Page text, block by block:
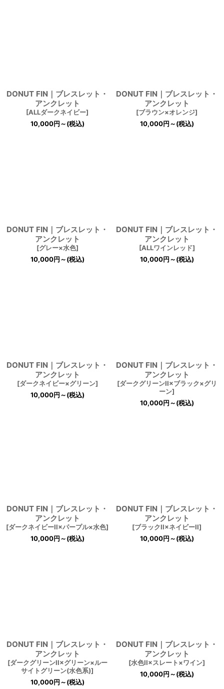
DONUT FIN｜ブレスレット・
アンクレット
[ALLダークネイビー]
10,000円～(税込)
DONUT FIN｜ブレスレット・
アンクレット
[ブラウン×オレンジ]
10,000円～(税込)
DONUT FIN｜ブレスレット・
アンクレット
[グレー×水色]
10,000円～(税込)
DONUT FIN｜ブレスレット・
アンクレット
[ALLワインレッド]
10,000円～(税込)
DONUT FIN｜ブレスレット・
アンクレット
[ダークネイビー×グリーン]
10,000円～(税込)
DONUT FIN｜ブレスレット・
アンクレット
[ダークグリーンII×ブラック×グリ
ーン]
10,000円～(税込)
DONUT FIN｜ブレスレット・
アンクレット
[ダークネイビーII×パープル×水色]
10,000円～(税込)
DONUT FIN｜ブレスレット・
アンクレット
[ブラックII×ネイビーII]
10,000円～(税込)
DONUT FIN｜ブレスレット・
アンクレット
[ダークグリーンII×グリーン×ルー
サイトグリーン(水色系)]
10,000円～(税込)
DONUT FIN｜ブレスレット・
アンクレット
[水色II×スレート×ワイン]
10,000円～(税込)